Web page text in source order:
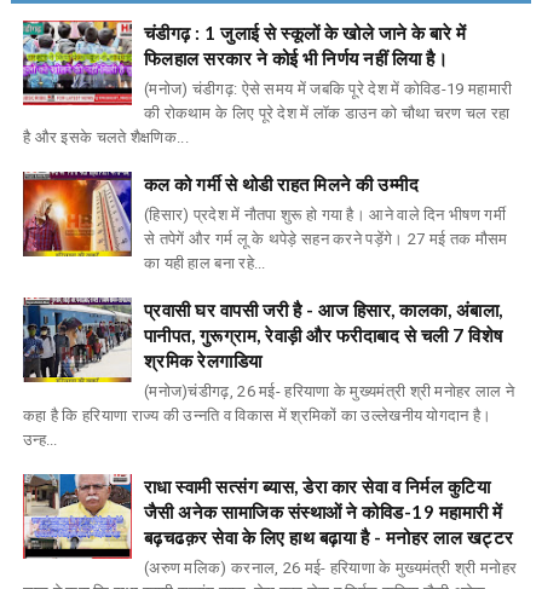
चंडीगढ़ : 1 जुलाई से स्कूलों के खोले जाने के बारे में
फिलहाल सरकार ने कोई भी निर्णय नहीं लिया है।
(मनोज) चंडीगढ़: ऐसे समय में जबकि पूरे देश में कोविड-19 महामारी
की रोकथाम के लिए पूरे देश में लॉक डाउन को चौथा चरण चल रहा
है और इसके चलते शैक्षणिक...
कल को गर्मी से थोडी राहत मिलने की उम्मीद
(हिसार) प्रदेश में नौतपा शुरू हो गया है। आने वाले दिन भीषण गर्मी
से तपेगें और गर्म लू के थपेड़े सहन करने पड़ेंगे। 27 मई तक मौसम
का यही हाल बना रहे...
प्रवासी घर वापसी जरी है - आज हिसार, कालका, अंबाला,
पानीपत, गुरूग्राम, रेवाड़ी और फरीदाबाद से चली 7 विशेष
श्रमिक रेलगाडिया
(मनोज)चंडीगढ़, 26 मई- हरियाणा के मुख्यमंत्री श्री मनोहर लाल ने
कहा है कि हरियाणा राज्य की उन्नति व विकास में श्रमिकों का उल्लेखनीय योगदान है।
उन्ह...
राधा स्वामी सत्संग ब्यास, डेरा कार सेवा व निर्मल कुटिया
जैसी अनेक सामाजिक संस्थाओं ने कोविड-19 महामारी में
बढ़चढक़र सेवा के लिए हाथ बढ़ाया है - मनोहर लाल खट्टर
(अरुण मलिक) करनाल, 26 मई- हरियाणा के मुख्यमंत्री श्री मनोहर